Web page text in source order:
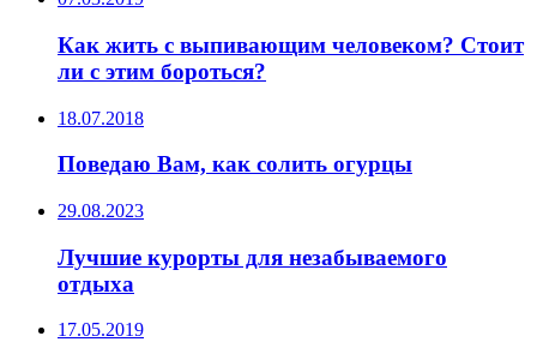
Как жить с выпивающим человеком? Стоит
ли с этим бороться?
18.07.2018
Поведаю Вам, как солить огурцы
29.08.2023
Лучшие курорты для незабываемого
отдыха
17.05.2019